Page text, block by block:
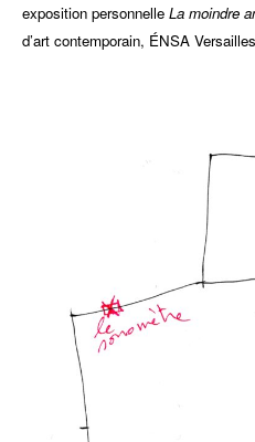
exposition personnelle La moindre
d’art contemporain, ÉNSA